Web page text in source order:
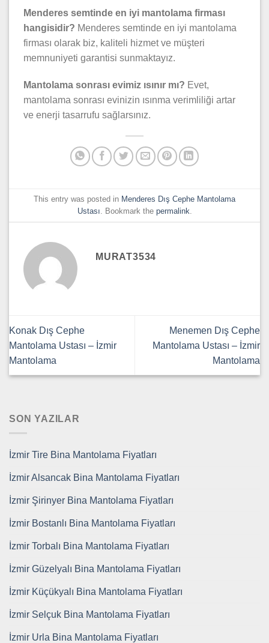
Menderes semtinde en iyi mantolama firması
hangisidir? Menderes semtinde en iyi mantolama
firması olarak biz, kaliteli hizmet ve müşteri
memnuniyeti garantisi sunmaktayız.
Mantolama sonrası evimiz ısınır mı? Evet,
mantolama sonrası evinizin ısınma verimliliği artar
ve enerji tasarrufu sağlarsınız.
This entry was posted in Menderes Dış Cephe Mantolama
Ustası . Bookmark the permalink
MURAT3534
Konak Dış Cephe
Mantolama Ustası – İzmir
Mantolama
Menemen Dış Cephe
Mantolama Ustası – İzmir
Mantolama
SON YAZILAR
İzmir Tire Bina Mantolama Fiyatları
İzmir Alsancak Bina Mantolama Fiyatları
İzmir Şirinyer Bina Mantolama Fiyatları
İzmir Bostanlı Bina Mantolama Fiyatları
İzmir Torbalı Bina Mantolama Fiyatları
İzmir Güzelyalı Bina Mantolama Fiyatları
İzmir Küçükyalı Bina Mantolama Fiyatları
İzmir Selçuk Bina Mantolama Fiyatları
İzmir Urla Bina Mantolama Fiyatları